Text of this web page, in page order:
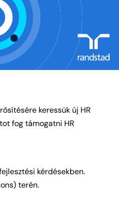
keressük új HR
fog támogatni HR
kérdésekben.
terén.